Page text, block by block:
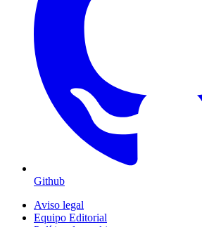
Github
Aviso legal
Equipo Editorial